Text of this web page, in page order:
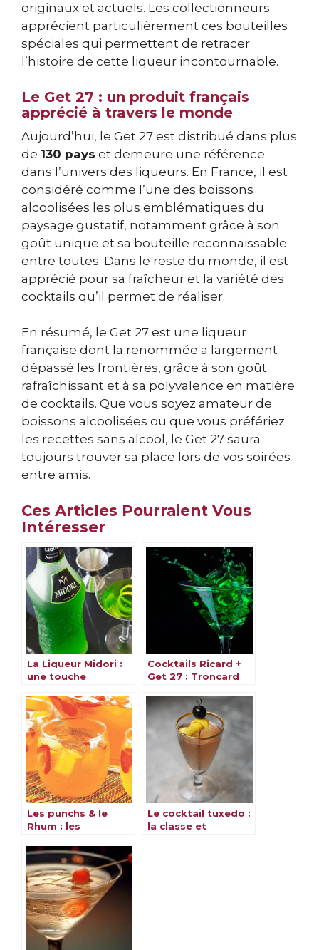
originaux et actuels. Les collectionneurs
apprécient particulièrement ces bouteilles
spéciales qui permettent de retracer
l’histoire de cette liqueur incontournable.
Le Get 27 : un produit français
apprécié à travers le monde
Aujourd’hui, le Get 27 est distribué dans plus
de 130 pays et demeure une référence
dans l’univers des liqueurs. En France, il est
considéré comme l’une des boissons
alcoolisées les plus emblématiques du
paysage gustatif, notamment grâce à son
goût unique et sa bouteille reconnaissable
entre toutes. Dans le reste du monde, il est
apprécié pour sa fraîcheur et la variété des
cocktails qu’il permet de réaliser.
En résumé, le Get 27 est une liqueur
française dont la renommée a largement
dépassé les frontières, grâce à son goût
rafraîchissant et à sa polyvalence en matière
de cocktails. Que vous soyez amateur de
boissons alcoolisées ou que vous préfériez
les recettes sans alcool, le Get 27 saura
toujours trouver sa place lors de vos soirées
entre amis.
Ces Articles Pourraient Vous
Intéresser
La Liqueur Midori :
une touche
cocktails préférés
Cocktails Ricard +
Get 27 : Troncard
Les punchs & le
Rhum : les
Le cocktail tuxedo :
la classe et